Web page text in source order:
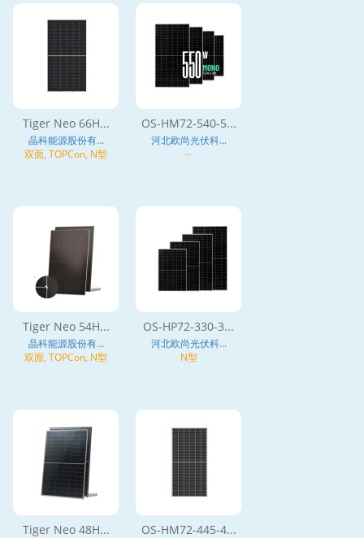
Tiger Neo 66H...
晶科能源股份有...
双面, TOPCon, N型
OS-HM72-540-5...
河北欧尚光伏科...
--
Tiger Neo 54H...
晶科能源股份有...
双面, TOPCon, N型
OS-HP72-330-3...
河北欧尚光伏科...
N型
Tiger Neo 48H... OS-HM72-445-4...